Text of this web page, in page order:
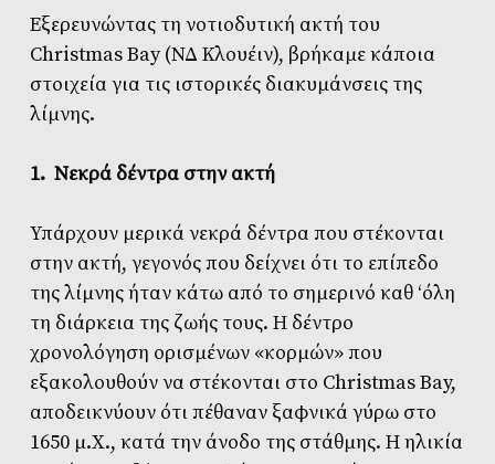
Εξερευνώντας τη νοτιοδυτική ακτή του
Christmas Bay (ΝΔ Κλουέιν), βρήκαμε κάποια
στοιχεία για τις ιστορικές διακυμάνσεις της
λίμνης.
1. Νεκρά δέντρα στην ακτή
Υπάρχουν μερικά νεκρά δέντρα που στέκονται
στην ακτή, γεγονός που δείχνει ότι το επίπεδο
της λίμνης ήταν κάτω από το σημερινό καθ ‘όλη
τη διάρκεια της ζωής τους. Η δέντρο
χρονολόγηση ορισμένων «κορμών» που
εξακολουθούν να στέκονται στο Christmas Bay,
αποδεικνύουν ότι πέθαναν ξαφνικά γύρω στο
1650 μ.Χ., κατά την άνοδο της στάθμης. Η ηλικία